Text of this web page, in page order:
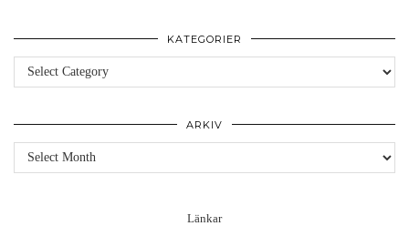
KATEGORIER
Kategorier
ARKIV
Arkiv
Länkar